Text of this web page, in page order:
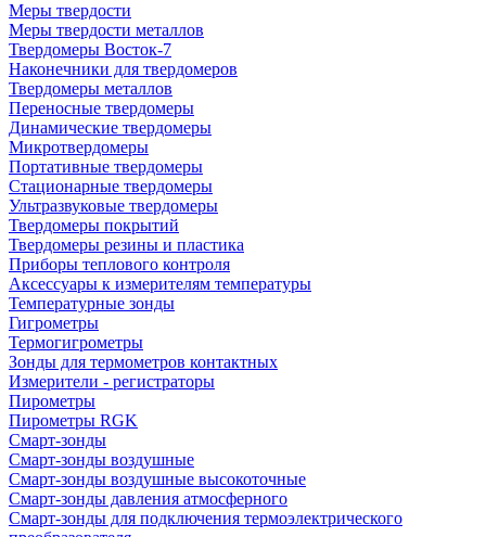
Меры твердости
Меры твердости металлов
Твердомеры Восток-7
Наконечники для твердомеров
Твердомеры металлов
Переносные твердомеры
Динамические твердомеры
Микротвердомеры
Портативные твердомеры
Стационарные твердомеры
Ультразвуковые твердомеры
Твердомеры покрытий
Твердомеры резины и пластика
Приборы теплового контроля
Аксессуары к измерителям температуры
Температурные зонды
Гигрометры
Термогигрометры
Зонды для термометров контактных
Измерители - регистраторы
Пирометры
Пирометры RGK
Смарт-зонды
Смарт-зонды воздушные
Смарт-зонды воздушные высокоточные
Смарт-зонды давления атмосферного
Смарт-зонды для подключения термоэлектрического